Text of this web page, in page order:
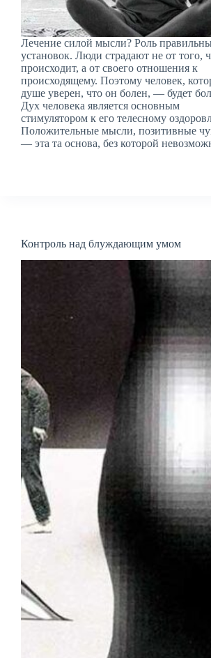
Лечение силой мысли? Роль
установок. Люди страдают не от того,
происходит, а от своего отношения к
происходящему. Поэтому человек,
душе уверен, что он болен, — будет
Дух человека является основным
стимулятором к его телесному
Положительные мысли, позитивные
— эта та основа, без которой
Контроль над блуждающим умом